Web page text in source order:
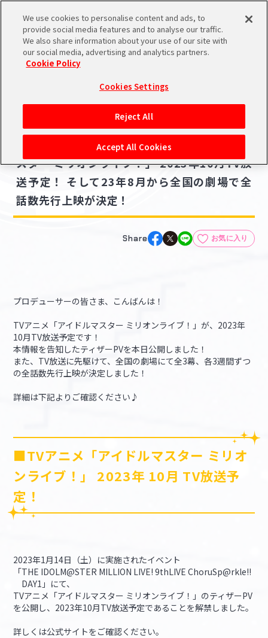
スケジュール 検索
バンダイナムコIDで
アイドルマスター ポータルへの登録について
シリアルコード・
あいことば
活動履歴
閲覧履歴・購入履歴 Pレポ
チェックイン お気に入り
マイデスク設定変更 バンダイナムコID Link設定
ニュース
アニメ グッズ
2023.01.14
【ミリオンライブ！】TVアニメ「アイドルマ
スター ミリオンライブ！」 2023年10月TV放
送予定！ そして23年8月から全国の劇場で全
話数先行上映が決定！
Share お気に入り
プロデューサーの皆さま、こんばんは！
TVアニメ「アイドルマスター ミリオンライブ！」が、2023年
10月TV放送予定です！
本情報を告知したティザーPVを本日公開しました！
また、TV放送に先駆けて、全国の劇場にて全3幕、各3週間ずつ
の全話数先行上映が決定しました！
詳細は下記よりご確認ください♪
■TVアニメ「アイドルマスター ミリオ
ンライブ！」 2023年 10月 TV放送予
定！
2023年1月14日（土）に実施されたイベント
「THE IDOLM@STER MILLION LIVE! 9thLIVE ChoruSp@rkle!!
DAY1」にて、
TVアニメ「アイドルマスター ミリオンライブ！」のティザーPV
を公開し、2023年10月TV放送予定であることを解禁しました。
詳しくは公式サイトをご確認ください。
We use cookies to personalise content and ads, to
provide social media features and to analyse our traffic.
We also share information about your use of our site with
our social media, advertising and analytics partners.
Cookie Policy
Cookies Settings
Reject All
Accept All Cookies